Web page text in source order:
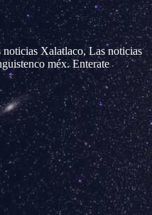
Xalatlaco, Las noticias
méx. Enterate